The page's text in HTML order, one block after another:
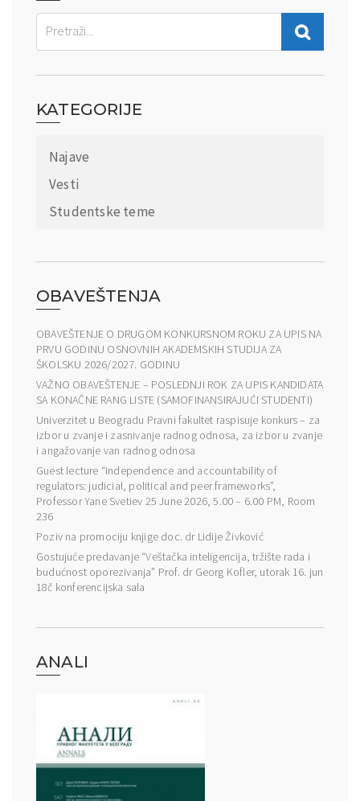
KATEGORIJE
Najave
Vesti
Studentske teme
OBAVEŠTENJA
OBAVEŠTENJE O DRUGOM KONKURSNOM ROKU ZA UPIS NA
PRVU GODINU OSNOVNIH AKADEMSKIH STUDIJA ZA
ŠKOLSKU 2026/2027. GODINU
VAŽNO OBAVEŠTENJE – POSLEDNJI ROK ZA UPIS KANDIDATA
SA KONAČNE RANG LISTE (SAMOFINANSIRAJUĆI STUDENTI)
Univerzitet u Beogradu Pravni fakultet raspisuje konkurs – za
izbor u zvanje i zasnivanje radnog odnosa, za izbor u zvanje
i angažovanje van radnog odnosa
Guest lecture “Independence and accountability of
regulators: judicial, political and peer frameworks”,
Professor Yane Svetiev 25 June 2026, 5.00 – 6.00 PM, Room
236
Poziv na promociju knjige doc. dr Lidije Živković
Gostujuće predavanje “Veštačka inteligencija, tržište rada i
budućnost oporezivanja” Prof. dr Georg Kofler, utorak 16. jun
18č konferencijska sala
ANALI